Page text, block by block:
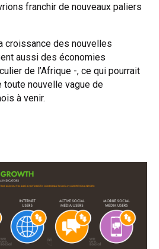
franchir de nouveaux paliers
croissance des nouvelles
aussi des économies
de l’Afrique -, ce qui pourrait
toute nouvelle vague de
à venir.